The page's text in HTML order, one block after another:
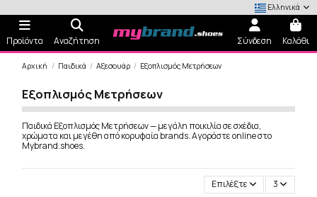
Ελληνικά
Προϊόντα Αναζήτηση Σύνδεση Καλάθι
Αρχική Παιδικά Αξεσουάρ Εξοπλισμός Μετρήσεων
Εξοπλισμός Μετρήσεων
Παιδικά Εξοπλισμός Μετρήσεων — μεγάλη ποικιλία σε σχέδια,
χρώματα και μεγέθη από κορυφαία brands. Αγοράστε online στο
Mybrand.shoes.
Επιλέξτε 3